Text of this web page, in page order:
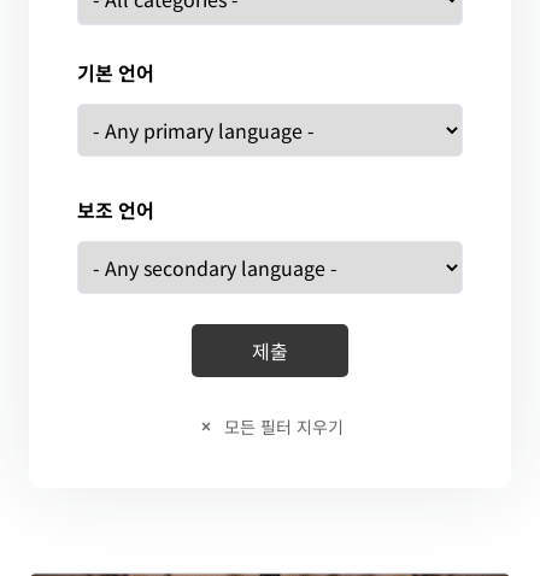
기본 언어
보조 언어
모든 필터 지우기